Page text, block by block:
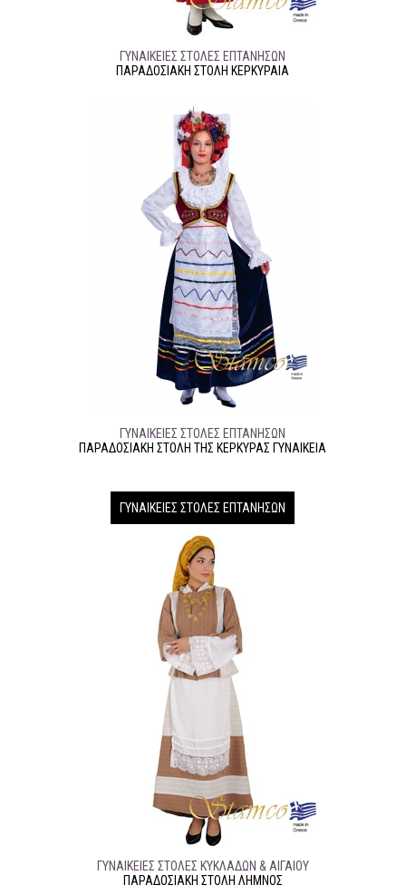
ΓΥΝΑΙΚΕΊΕΣ ΣΤΟΛΈΣ ΕΠΤΆΝΗΣΩΝ
ΠΑΡΑΔΟΣΙΑΚΉ ΣΤΟΛΉ ΚΕΡΚΥΡΑΙΑ
ΓΥΝΑΙΚΕΊΕΣ ΣΤΟΛΈΣ ΕΠΤΆΝΗΣΩΝ
ΠΑΡΑΔΟΣΙΑΚΉ ΣΤΟΛΉ ΤΗΣ ΚΈΡΚΥΡΑΣ ΓΥΝΑΙΚΕΊΑ
ΓΥΝΑΙΚΕΊΕΣ ΣΤΟΛΈΣ ΕΠΤΆΝΗΣΩΝ
ΓΥΝΑΙΚΕΊΕΣ ΣΤΟΛΈΣ ΚΥΚΛΆΔΩΝ & ΑΙΓΑΊΟΥ
ΠΑΡΑΔΟΣΙΑΚΉ ΣΤΟΛΉ ΛΗΜΝΟΣ